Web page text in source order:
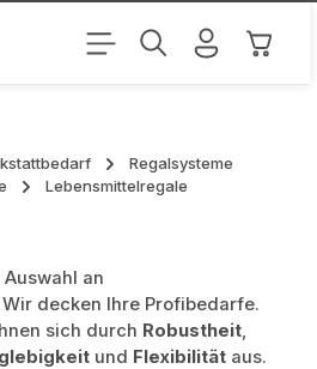
Regalsysteme
Lebensmittelregale
an
Wir decken Ihre Profibedarfe.
sich durch Robustheit,
und Flexibilität aus.